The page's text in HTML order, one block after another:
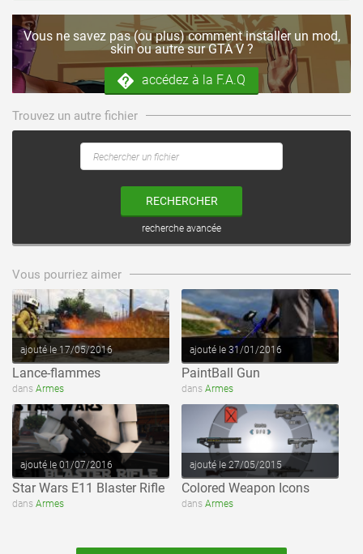
Vous ne savez pas (ou plus) comment installer un mod,
skin ou autre sur GTA V ?
accédez à la F.A.Q
Trouvez un autre fichier
RECHERCHER
recherche avancée
Vous pourriez aimer
ajouté le 17/05/2016
Lance-flammes
dans Armes
ajouté le 31/01/2016
PaintBall Gun
dans Armes
voir ce fichier
ajouté le 01/07/2016
Star Wars E11 Blaster Rifle
dans Armes
voir ce fichier
ajouté le 27/05/2015
Colored Weapon Icons
dans Armes